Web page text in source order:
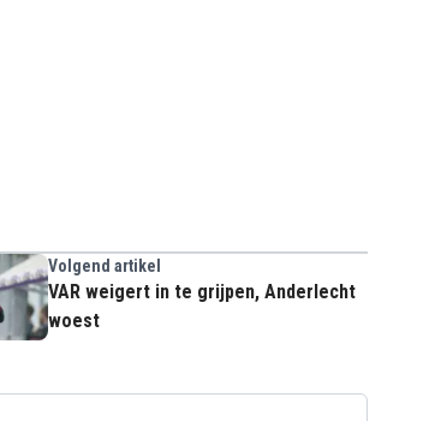
Volgend artikel
VAR weigert in te grijpen, Anderlecht
woest